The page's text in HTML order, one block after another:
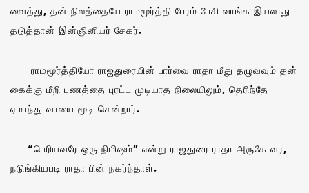
வைத்து, தன் நிலத்தையே ராமமூர்த்தி பேரம் பேசி வாங்க இயலாது
தடுத்தான் இன்ஞினியர் சேகர்.
ராமமூர்த்தியோ ராஜதுரையின் பார்வை ராதா மீது தழுவவும் தன்
கைக்கு மீறி பணத்தை புரட்ட முடியாத நிலையிலும், தெரிந்தே
ஏமாந்து வாயை மூடி சென்றார்.
“பெரியவரே ஒரு நிமிஷம்” என்று ராஜதுரை ராதா அருகே வர,
நடுங்கியபடி ராதா பின் நகர்ந்தாள்.